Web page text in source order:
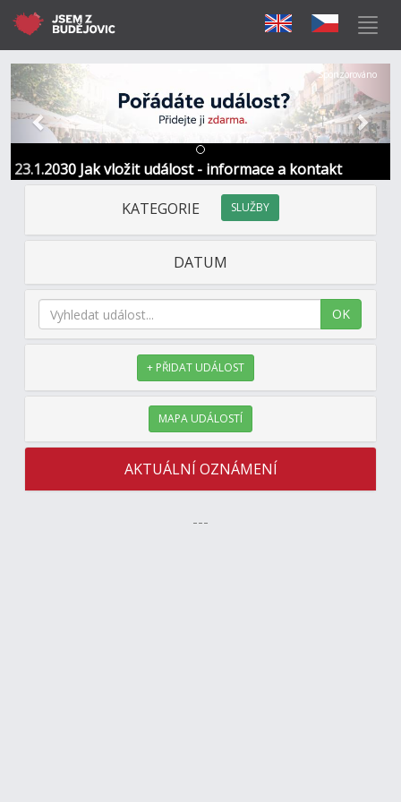
23.1.2030 Jak vložit událost - informace a kontakt
Předchozí Další
Sponzorováno
KATEGORIE SLUŽBY
DATUM
OK
+ PŘIDAT UDÁLOST
MAPA UDÁLOSTÍ
AKTUÁLNÍ OZNÁMENÍ
---